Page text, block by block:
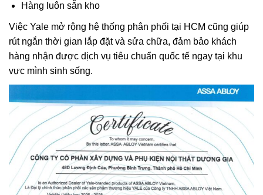
Hàng luôn sẵn kho
Việc Yale mở rộng hệ thống phân phối tại HCM cũng giúp
rút ngắn thời gian lắp đặt và sửa chữa, đảm bảo khách
hàng nhận được dịch vụ tiêu chuẩn quốc tế ngay tại khu
vực mình sinh sống.